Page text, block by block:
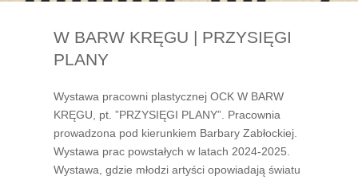
W BARW KRĘGU | PRZYSIĘGI
PLANY
Wystawa pracowni plastycznej OCK W BARW
KRĘGU, pt. ”PRZYSIĘGI PLANY”. Pracownia
prowadzona pod kierunkiem Barbary Zabłockiej.
Wystawa prac powstałych w latach 2024-2025.
Wystawa, gdzie młodzi artyści opowiadają światu